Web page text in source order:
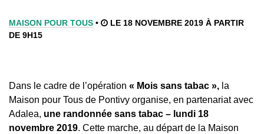
MAISON POUR TOUS •
LE 18 NOVEMBRE 2019 À PARTIR
DE 9H15
Dans le cadre de l’opération « Mois sans tabac », la
Maison pour Tous de Pontivy organise, en partenariat avec
Adalea, une randonnée sans tabac – lundi 18
novembre 2019. Cette marche, au départ de la Maison